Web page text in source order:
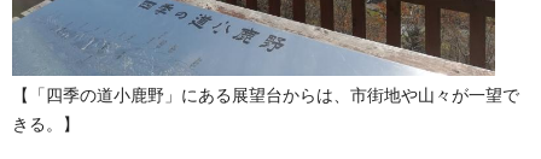
【「四季の道小鹿野」にある展望台からは、市街地や山々が一望で
きる。】